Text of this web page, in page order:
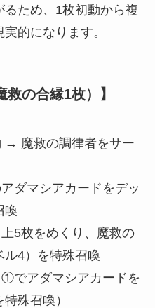
ため、1枚初動から複
的になります。
救の合縁1枚）】
魔救の調律者をサー
ダマシアカードをデッ
喚
5枚をめくり、魔救の
4）を特殊召喚
でアダマシアカードを
殊召喚）